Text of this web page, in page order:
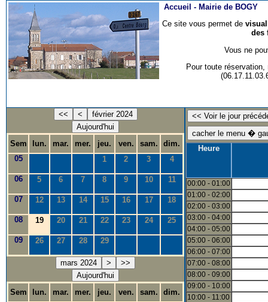
Accueil - Mairie de BOGY
Ce site vous permet de
des
Vous ne
Pour toute
<< <
février 2024
Aujourd'hui
Sem
lun. mar. mer. jeu. ven. sam.
dim.
05
1 2 3 4
06 5 6 7 8 9 10 11
07 12 13 14 15 16 17 18
08 19 20 21 22 23 24 25
09 26 27 28 29
mars 2024 >
>>
Aujourd'hui
Sem
lun. mar. mer. jeu. ven. sam.
dim.
Heure
00:00 - 01:00
01:00 - 02:00
02:00 - 03:00
03:00 - 04:00
04:00 - 05:00
05:00 - 06:00
06:00 - 07:00
07:00 - 08:00
08:00 - 09:00
09:00 - 10:00
10:00 - 11:00